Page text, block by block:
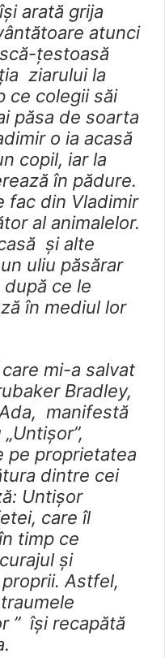
arată grija
atunci
țestoasă
ziarului la
ce colegii săi
păsa de soarta
o ia acasă
copil, iar la
în pădure.
fac din Vladimir
al animalelor.
și alte
uliu păsărar
ce le
în mediul lor
mi-a salvat
Bradley,
manifestă
pe proprietatea
dintre cei
Untișor
care îl
timp ce
și
Astfel,
” își recapătă